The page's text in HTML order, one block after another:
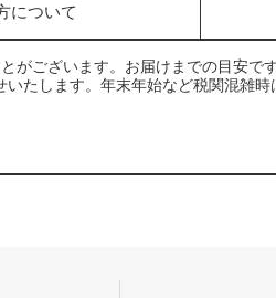
について
がございます。お届けまでの目安で
たします。年末年始など税関混雑